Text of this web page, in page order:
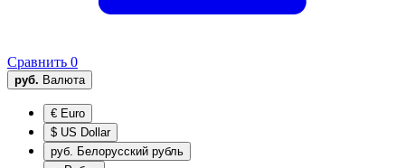
Сравнить 0
руб. Валюта
€ Euro
$ US Dollar
руб. Белорусский рубль